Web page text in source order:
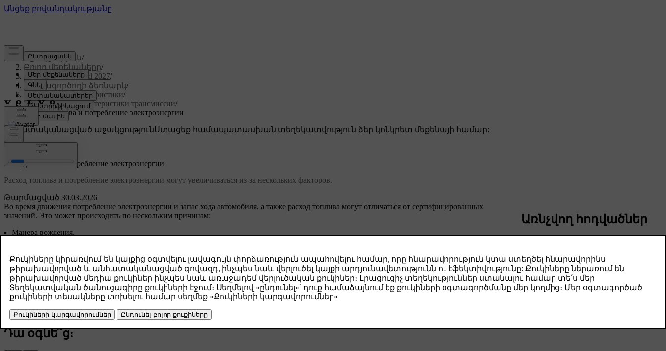
Աջակցություն/
Բոլոր մեքենաները/
XC60 Plug-in Hybrid 2027/
Օգտագործողի ձեռնարկ/
Технические характеристики/
Технические характеристики трансмиссии/
Расход топлива и потребление электроэнергии
Անհատականացված աջակցությունՍտացեք համապատասխան տեղեկատվություն ձեր կոնկրետ մեքենայի համար:
Մուտք գործել
Թարմացված 30.03.2026
Расход топлива и потребление электроэнергии
Расход топлива и потребление электроэнергии могут увеличиваться из-за нескольких факторов.
Во время движения потребление электроэнергии и запас хода автомобиля, а также расход топлива могут отличаться от сертифицированных
значений. Это может происходить по нескольким причинам:
Манера вождения.
На высокой скорости возрастает сопротивление воздуха.
Состояние дорог, дорожное движение и погодные условия.
Общее состояние автомобиля.
Сорт топлива.
Отсутствие регулярной зарядки автомобиля от сети.
Առնչվող հոդվածներ
Прогнозируемый запас хода автомобиля
отображается на дисплее водителя. Он
зависит от нескольких факторов.
Դա օգնե՞ց: